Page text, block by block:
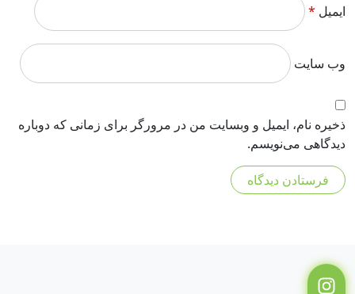
ایمیل *
وب‌ سایت
ذخیره نام، ایمیل و وبسایت من در مرورگر برای زمانی که دوباره
دیدگاهی می‌نویسم.